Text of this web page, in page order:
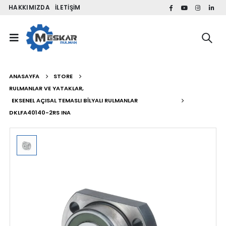
HAKKIMIZDA İLETIŞIM
ANASAYFA
STORE
RULMANLAR VE YATAKLAR,
EKSENEL AÇISAL TEMASLI BILYALI RULMANLAR
DKLFA40140-2RS INA